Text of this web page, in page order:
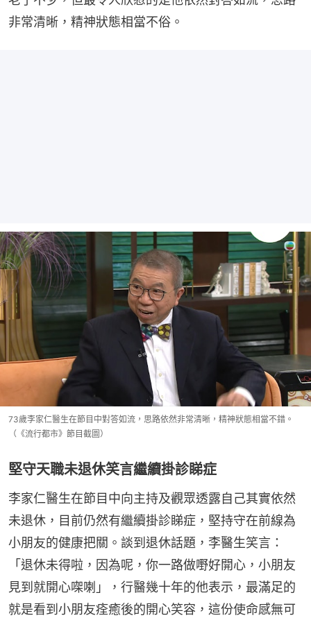
非常清晰，精神狀態相當不俗。
73歲李家仁醫生在節目中對答如流，思路依然非常清晰，精神狀態相當不錯。
（《流行都市》節目截圖）
堅守天職未退休笑言繼續掛診睇症
李家仁醫生在節目中向主持及觀眾透露自己其實依然
未退休，目前仍然有繼續掛診睇症，堅持守在前線為
小朋友的健康把關。談到退休話題，李醫生笑言：
「退休未得啦，因為呢，你一路做嘢好開心，小朋友
見到就開心㗎喇」，行醫幾十年的他表示，最滿足的
就是看到小朋友痊癒後的開心笑容，這份使命感無可